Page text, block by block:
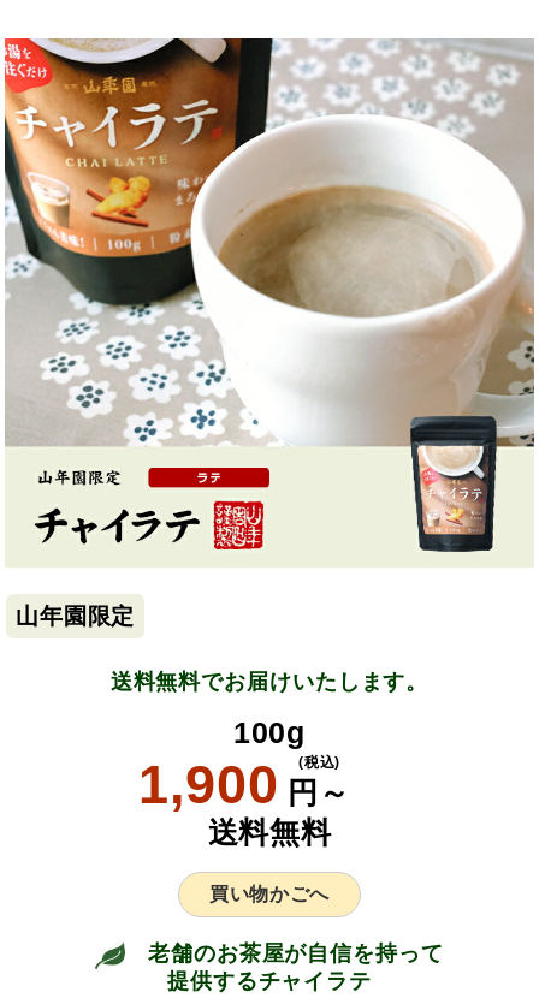
山年園限定
送料無料でお届けいたします。
100g
1,900 円～
(税込)
送料無料
買い物かごへ
老舗のお茶屋が自信を持って
提供するチャイラテ